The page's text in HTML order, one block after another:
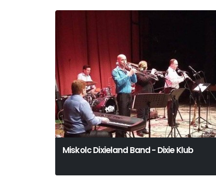
Miskolc Dixieland Band - Dixie Klub